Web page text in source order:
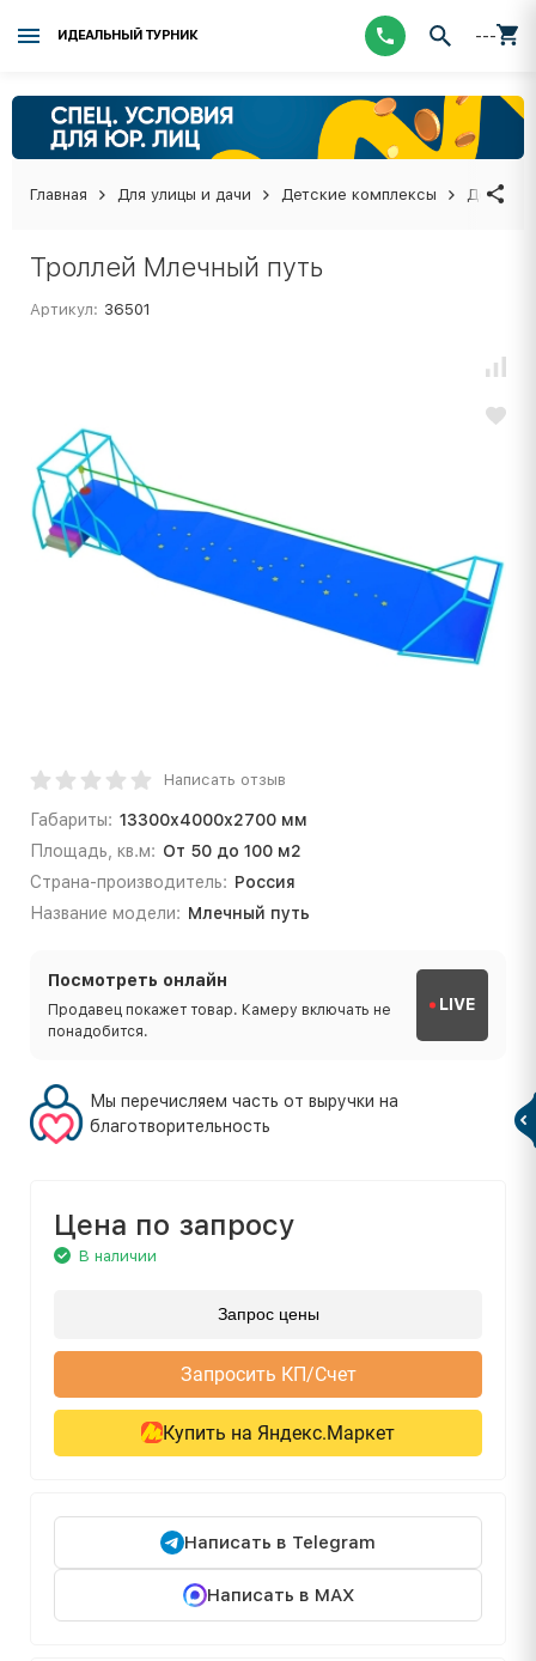
ИДЕАЛЬНЫЙ ТУРНИК ---
Главная Для улицы и дачи Детские комплексы
Троллей Млечный путь
Артикул: 36501
Написать отзыв
Габариты: 13300х4000х2700 мм
Площадь, кв.м: От 50 до 100 м2
Страна-производитель: Россия
Название модели: Млечный путь
Посмотреть онлайн
Продавец покажет товар. Камеру включать не
понадобится.
LIVE
Мы перечисляем часть от выручки на
благотворительность
Цена по запросу
В наличии
Запрос цены
Запросить КП/Счет
Купить на Яндекс.Маркет
Написать в Telegram
Написать в MAX